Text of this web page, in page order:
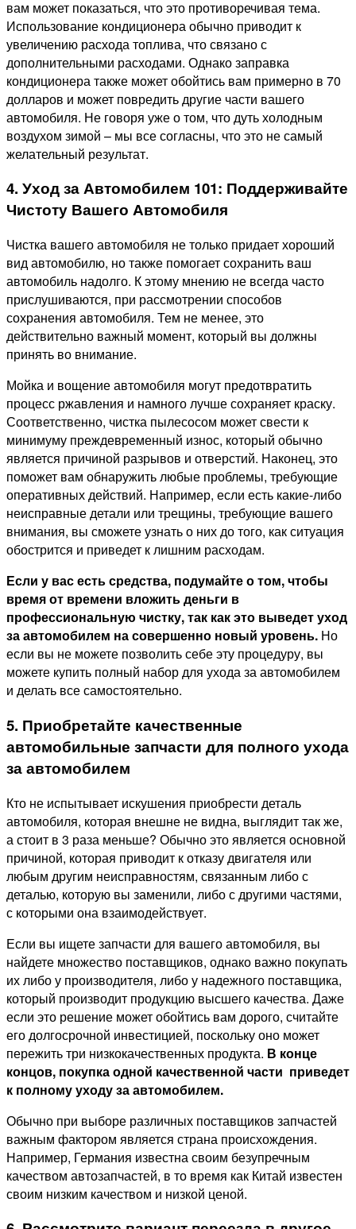
вам может показаться, что это противоречивая тема.
Использование кондиционера обычно приводит к
увеличению расхода топлива, что связано с
дополнительными расходами. Однако заправка
кондиционера также может обойтись вам примерно в 70
долларов и может повредить другие части вашего
автомобиля. Не говоря уже о том, что дуть холодным
воздухом зимой – мы все согласны, что это не самый
желательный результат.
4. Уход за Автомобилем 101: Поддерживайте
Чистоту Вашего Автомобиля
Чистка вашего автомобиля не только придает хороший
вид автомобилю, но также помогает сохранить ваш
автомобиль надолго. К этому мнению не всегда часто
прислушиваются, при рассмотрении способов
сохранения автомобиля. Тем не менее, это
действительно важный момент, который вы должны
принять во внимание.
Мойка и вощение автомобиля могут предотвратить
процесс ржавления и намного лучше сохраняет краску.
Соответственно, чистка пылесосом может свести к
минимуму преждевременный износ, который обычно
является причиной разрывов и отверстий. Наконец, это
поможет вам обнаружить любые проблемы, требующие
оперативных действий. Например, если есть какие-либо
неисправные детали или трещины, требующие вашего
внимания, вы сможете узнать о них до того, как ситуация
обострится и приведет к лишним расходам.
Если у вас есть средства, подумайте о том, чтобы
время от времени вложить деньги в
профессиональную чистку, так как это выведет уход
за автомобилем на совершенно новый уровень. Но
если вы не можете позволить себе эту процедуру, вы
можете купить полный набор для ухода за автомобилем
и делать все самостоятельно.
5. Приобретайте качественные
автомобильные запчасти для полного ухода
за автомобилем
Кто не испытывает искушения приобрести деталь
автомобиля, которая внешне не видна, выглядит так же,
а стоит в 3 раза меньше? Обычно это является основной
причиной, которая приводит к отказу двигателя или
любым другим неисправностям, связанным либо с
деталью, которую вы заменили, либо с другими частями,
с которыми она взаимодействует.
Если вы ищете запчасти для вашего автомобиля, вы
найдете множество поставщиков, однако важно покупать
их либо у производителя, либо у надежного поставщика,
который производит продукцию высшего качества. Даже
если это решение может обойтись вам дорого, считайте
его долгосрочной инвестицией, поскольку оно может
пережить три низкокачественных продукта. В конце
концов, покупка одной качественной части приведет
к полному уходу за автомобилем.
Обычно при выборе различных поставщиков запчастей
важным фактором является страна происхождения.
Например, Германия известна своим безупречным
качеством автозапчастей, в то время как Китай известен
своим низким качеством и низкой ценой.